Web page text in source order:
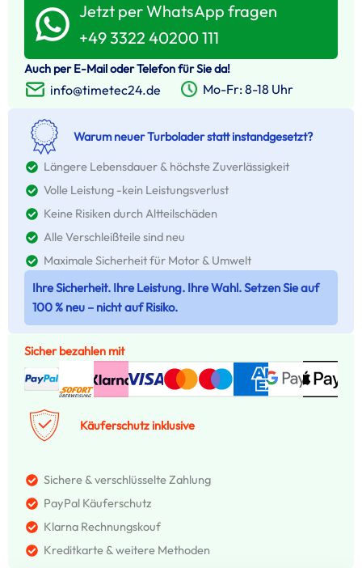
Jetzt per WhatsApp fragen
+49 3322 40200 111
Auch per E-Mail oder Telefon für Sie da!
info@timetec24.de Mo-Fr: 8-18 Uhr
Warum neuer Turbolader statt instandgesetzt?
Längere Lebensdauer & höchste Zuverlässigkeit
Volle Leistung -kein Leistungsverlust
Keine Risiken durch Altteilschäden
Alle Verschleißteile sind neu
Maximale Sicherheit für Motor & Umwelt
Ihre Sicherheit. Ihre Leistung. Ihre Wahl. Setzen Sie auf
100 % neu – nicht auf Risiko.
Sicher bezahlen mit
Käuferschutz inklusive
Sichere & verschlüsselte Zahlung
PayPal Käuferschutz
Klarna Rechnungskouf
Kreditkarte & weitere Methoden